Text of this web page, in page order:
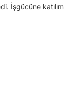
İşgücüne katılım